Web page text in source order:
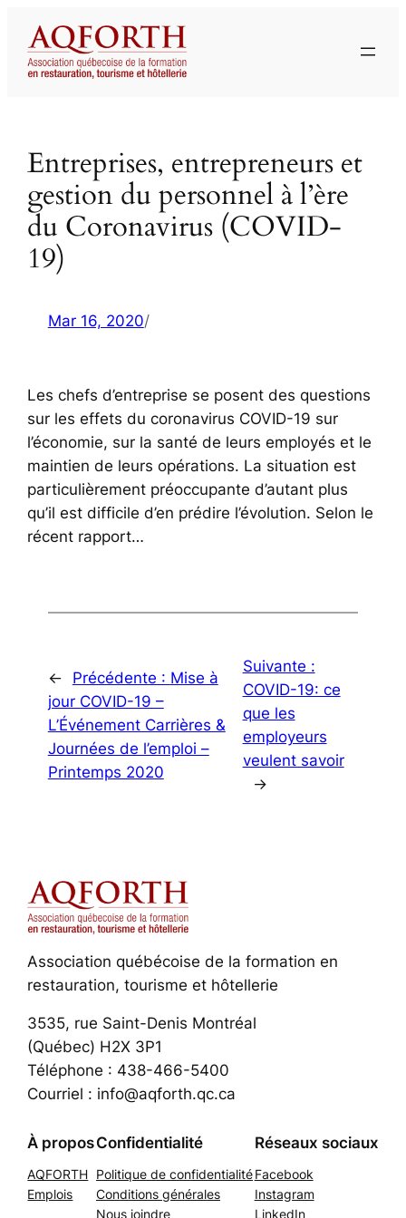
contenu
Entreprises, entrepreneurs et
gestion du personnel à l’ère
du Coronavirus (COVID-
19)
Mar 16, 2020/
Les chefs d’entreprise se posent des questions
sur les effets du coronavirus COVID-19 sur
l’économie, sur la santé de leurs employés et le
maintien de leurs opérations. La situation est
particulièrement préoccupante d’autant plus
qu’il est difficile d’en prédire l’évolution. Selon le
récent rapport…
← Précédente : Mise à
jour COVID-19 –
L’Événement Carrières &
Journées de l’emploi –
Printemps 2020
Suivante :
COVID-19: ce
que les
employeurs
veulent savoir
→
Association québécoise de la formation en
restauration, tourisme et hôtellerie
3535, rue Saint-Denis Montréal
(Québec) H2X 3P1
Téléphone : 438-466-5400
Courriel : info@aqforth.qc.ca
À propos
AQFORTH
Emplois
Confidentialité
Politique de confidentialité
Conditions générales
Nous joindre
Réseaux sociaux
Facebook
Instagram
LinkedIn